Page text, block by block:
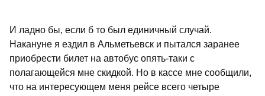
И ладно бы, если б то был единичный случай.
Накануне я ездил в Альметьевск и пытался заранее
приобрести билет на автобус опять-таки с
полагающейся мне скидкой. Но в кассе мне сообщили,
что на интересующем меня рейсе всего четыре